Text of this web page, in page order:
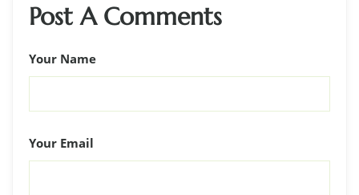
Post A Comments
Your Name
Your Email